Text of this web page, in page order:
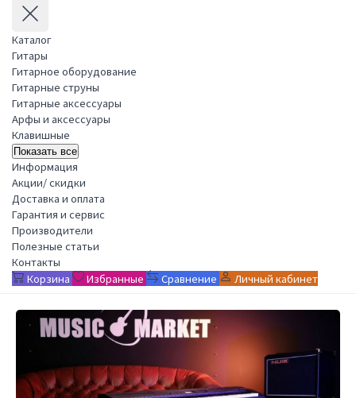
Каталог
Гитары
Гитарное оборудование
Гитарные струны
Гитарные аксессуары
Арфы и аксессуары
Клавишные
Показать все
Информация
Акции/ скидки
Доставка и оплата
Гарантия и сервис
Производители
Полезные статьи
Контакты
Корзина
Избранные Сравнение Личный кабинет